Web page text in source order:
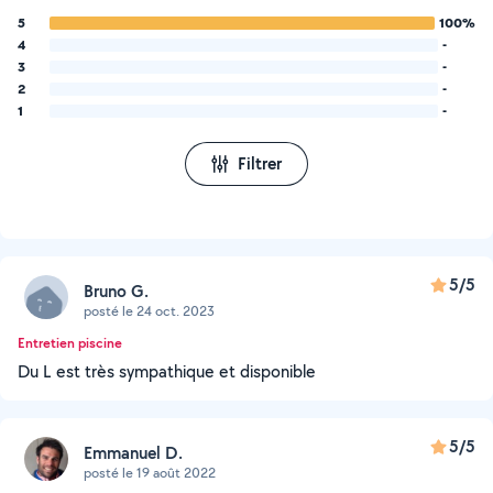
5
100%
4
-
3
-
2
-
1
-
Filtrer
Bruno G.
posté le 24 oct. 2023
5/5
Entretien piscine
Du L est très sympathique et disponible
Emmanuel D.
posté le 19 août 2022
5/5